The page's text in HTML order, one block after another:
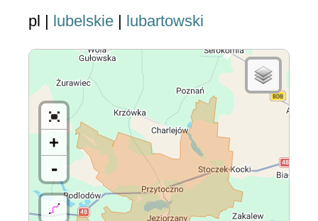
pl | lubelskie | lubartowski
+
-